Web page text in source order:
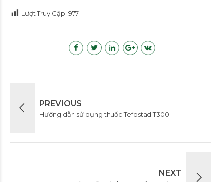
Lượt Truy Cập: 977
PREVIOUS
Hướng dẫn sử dụng thuốc Tefostad T300
NEXT